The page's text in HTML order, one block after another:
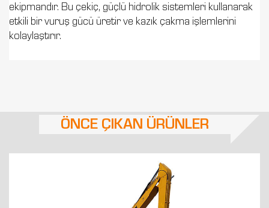
ekipmandır. Bu çekiç, güçlü hidrolik sistemleri kullanarak
etkili bir vuruş gücü üretir ve kazık çakma işlemlerini
kolaylaştırır.
ÖNCE ÇIKAN ÜRÜNLER